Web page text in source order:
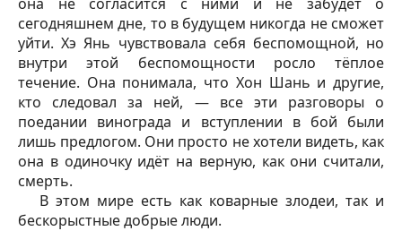
сегодняшнем дне, то в будущем никогда не сможет
уйти. Хэ Янь чувствовала себя беспомощной, но
внутри этой беспомощности росло тёплое
течение. Она понимала, что Хон Шань и другие,
кто следовал за ней, — все эти разговоры о
поедании винограда и вступлении в бой были
лишь предлогом. Они просто не хотели видеть, как
она в одиночку идёт на верную, как они считали,
смерть.
В этом мире есть как коварные злодеи, так и
бескорыстные добрые люди.